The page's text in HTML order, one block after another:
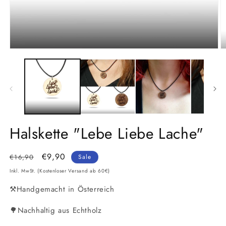
Halskette "Lebe Liebe Lache"
Normaler
Preis
€16,90 Verkaufspreis
€9,90 Sale
Inkl. MwSt. (Kostenloser Versand ab 60€)
⚒️Handgemacht in Österreich
🌳Nachhaltig aus Echtholz